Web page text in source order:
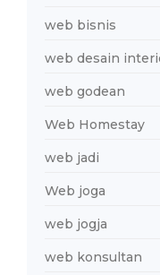
web bisnis
web desain
web godean
Web Homestay
web jadi
Web joga
web jogja
web konsultan